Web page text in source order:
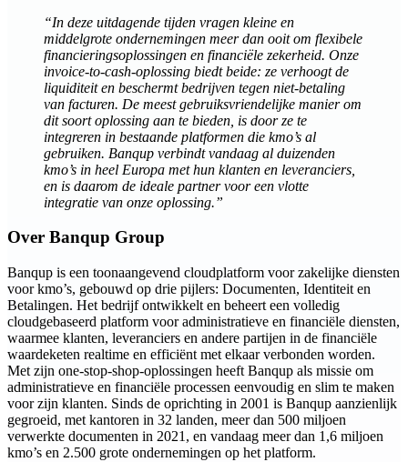
“In deze uitdagende tijden vragen kleine en
middelgrote ondernemingen meer dan ooit om flexibele
financieringsoplossingen en financiële zekerheid. Onze
invoice-to-cash-oplossing biedt beide: ze verhoogt de
liquiditeit en beschermt bedrijven tegen niet-betaling
van facturen. De meest gebruiksvriendelijke manier om
dit soort oplossing aan te bieden, is door ze te
integreren in bestaande platformen die kmo’s al
gebruiken. Banqup verbindt vandaag al duizenden
kmo’s in heel Europa met hun klanten en leveranciers,
en is daarom de ideale partner voor een vlotte
integratie van onze oplossing.”
Over Banqup Group
Banqup is een toonaangevend cloudplatform voor zakelijke diensten
voor kmo’s, gebouwd op drie pijlers: Documenten, Identiteit en
Betalingen. Het bedrijf ontwikkelt en beheert een volledig
cloudgebaseerd platform voor administratieve en financiële diensten,
waarmee klanten, leveranciers en andere partijen in de financiële
waardeketen realtime en efficiënt met elkaar verbonden worden.
Met zijn one-stop-shop-oplossingen heeft Banqup als missie om
administratieve en financiële processen eenvoudig en slim te maken
voor zijn klanten. Sinds de oprichting in 2001 is Banqup aanzienlijk
gegroeid, met kantoren in 32 landen, meer dan 500 miljoen
verwerkte documenten in 2021, en vandaag meer dan 1,6 miljoen
kmo’s en 2.500 grote ondernemingen op het platform.